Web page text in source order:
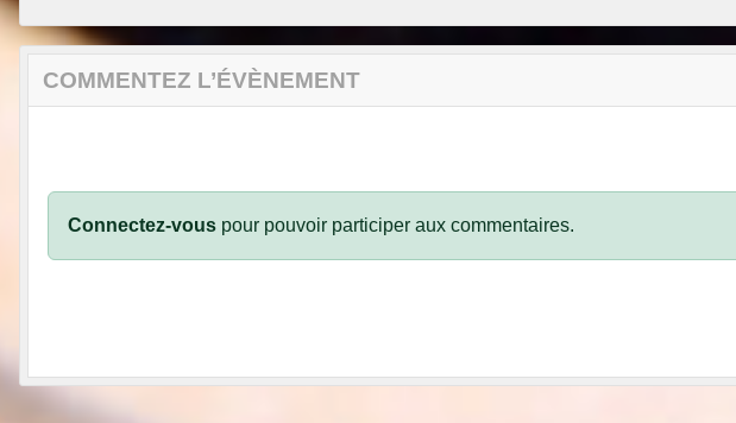
COMMENTEZ L’ÉVÈNEMENT
Connectez-vous pour pouvoir participer aux commentaires.